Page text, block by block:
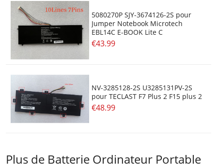
5080270P SJY-3674126-2S pour
Jumper Notebook Microtech
EBL14C E-BOOK Lite C
€43.99
NV-3285128-2S U3285131PV-2S
pour TECLAST F7 Plus 2 F15 plus 2
€48.99
Plus de Batterie Ordinateur Portable